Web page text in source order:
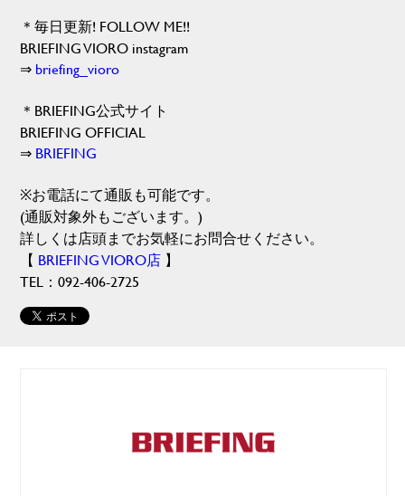
＊毎日更新! FOLLOW ME!!
BRIEFING VIORO instagram
⇒ briefing_vioro
＊BRIEFING公式サイト
BRIEFING OFFICIAL
⇒ BRIEFING
※お電話にて通販も可能です。
(通販対象外もございます。)
詳しくは店頭までお気軽にお問合せください。
【 BRIEFING VIORO店 】
TEL：092-406-2725